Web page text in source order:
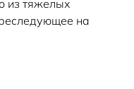
из тяжелых
на